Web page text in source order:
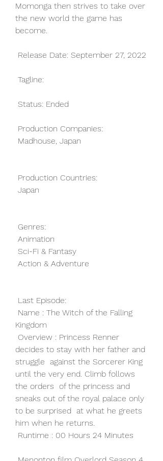
Momonga then strives to take over
the new world the game has
become.
Release Date: September 27, 2022
Tagline:
Status: Ended
Production Companies:
Madhouse, Japan
Production Countries:
Japan
Genres:
Animation
Sci-Fi & Fantasy
Action & Adventure
Last Episode:
Kingdom
decides to stay with her father and
struggle  against the Sorcerer King
until the very end. Climb follows
the orders  of the princess and
sneaks out of the royal palace only
to be surprised  at what he greets
him when he returns.
Runtime : 00 Hours 24 Minutes